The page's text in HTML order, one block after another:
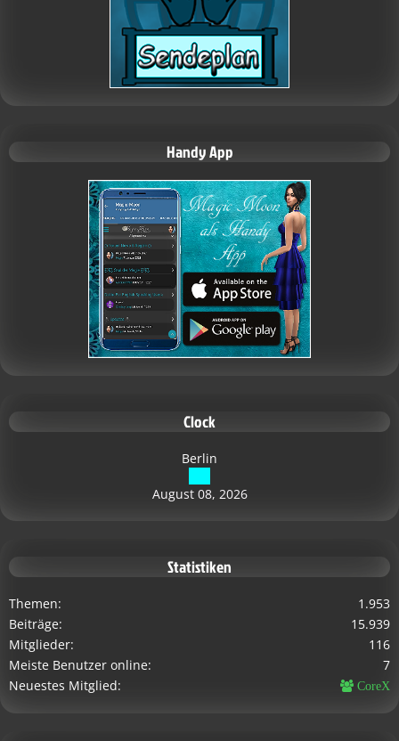
Handy App
Clock
Berlin
August 08, 2026
Statistiken
Themen
1.953
Beiträge
15.939
Mitglieder
116
Meiste Benutzer online
7
Neuestes Mitglied
CoreX